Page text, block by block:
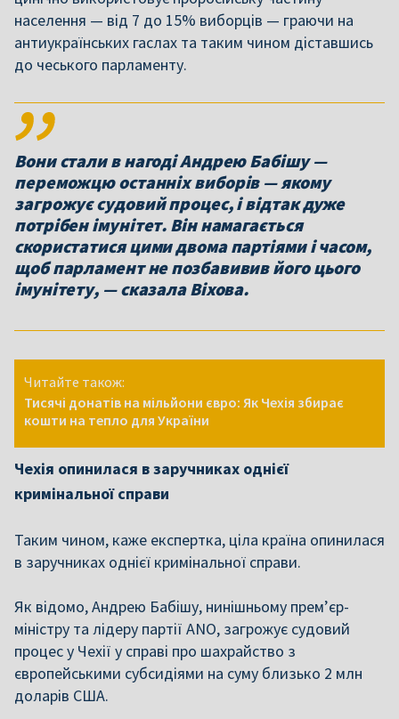
населення — від 7 до 15% виборців — граючи на
антиукраїнських гаслах та таким чином діставшись
до чеського парламенту.
Вони стали в нагоді Андрею Бабішу —
переможцю останніх виборів — якому
загрожує судовий процес, і відтак дуже
потрібен імунітет. Він намагається
скористатися цими двома партіями і часом,
щоб парламент не позбавивив його цього
імунітету, — сказала Віхова.
Читайте також:
Тисячі донатів на мільйони євро: Як Чехія збирає
кошти на тепло для України
Чехія опинилася в заручниках однієї
кримінальної справи
Таким чином, каже експертка, ціла країна опинилася
в заручниках однієї кримінальної справи.
Як відомо, Андрею Бабішу, нинішньому прем’єр-
міністру та лідеру партії ANO, загрожує судовий
процес у Чехії у справі про шахрайство з
європейськими субсидіями на суму близько 2 млн
доларів США.